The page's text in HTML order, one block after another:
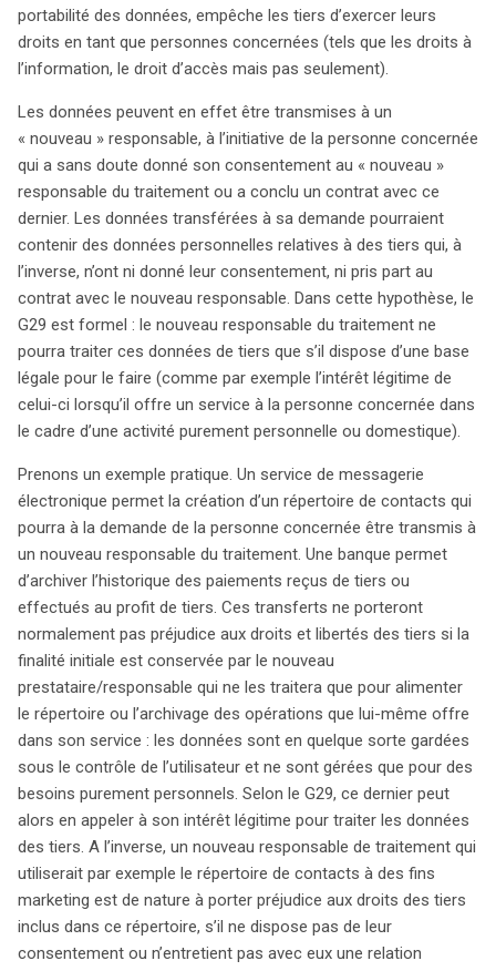
portabilité des données, empêche les tiers d’exercer leurs
droits en tant que personnes concernées (tels que les droits à
l’information, le droit d’accès mais pas seulement).
Les données peuvent en effet être transmises à un
« nouveau » responsable, à l’initiative de la personne concernée
qui a sans doute donné son consentement au « nouveau »
responsable du traitement ou a conclu un contrat avec ce
dernier. Les données transférées à sa demande pourraient
contenir des données personnelles relatives à des tiers qui, à
l’inverse, n’ont ni donné leur consentement, ni pris part au
contrat avec le nouveau responsable. Dans cette hypothèse, le
G29 est formel : le nouveau responsable du traitement ne
pourra traiter ces données de tiers que s’il dispose d’une base
légale pour le faire (comme par exemple l’intérêt légitime de
celui-ci lorsqu’il offre un service à la personne concernée dans
le cadre d’une activité purement personnelle ou domestique).
Prenons un exemple pratique. Un service de messagerie
électronique permet la création d’un répertoire de contacts qui
pourra à la demande de la personne concernée être transmis à
un nouveau responsable du traitement. Une banque permet
d’archiver l’historique des paiements reçus de tiers ou
effectués au profit de tiers. Ces transferts ne porteront
normalement pas préjudice aux droits et libertés des tiers si la
finalité initiale est conservée par le nouveau
prestataire/responsable qui ne les traitera que pour alimenter
le répertoire ou l’archivage des opérations que lui-même offre
dans son service : les données sont en quelque sorte gardées
sous le contrôle de l’utilisateur et ne sont gérées que pour des
besoins purement personnels. Selon le G29, ce dernier peut
alors en appeler à son intérêt légitime pour traiter les données
des tiers. A l’inverse, un nouveau responsable de traitement qui
utiliserait par exemple le répertoire de contacts à des fins
marketing est de nature à porter préjudice aux droits des tiers
inclus dans ce répertoire, s’il ne dispose pas de leur
consentement ou n’entretient pas avec eux une relation